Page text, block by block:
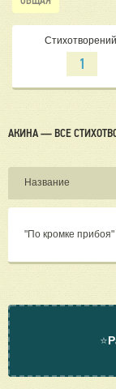
1
АКИНА — ВСЕ
Название
"По кромке прибоя"
⭐